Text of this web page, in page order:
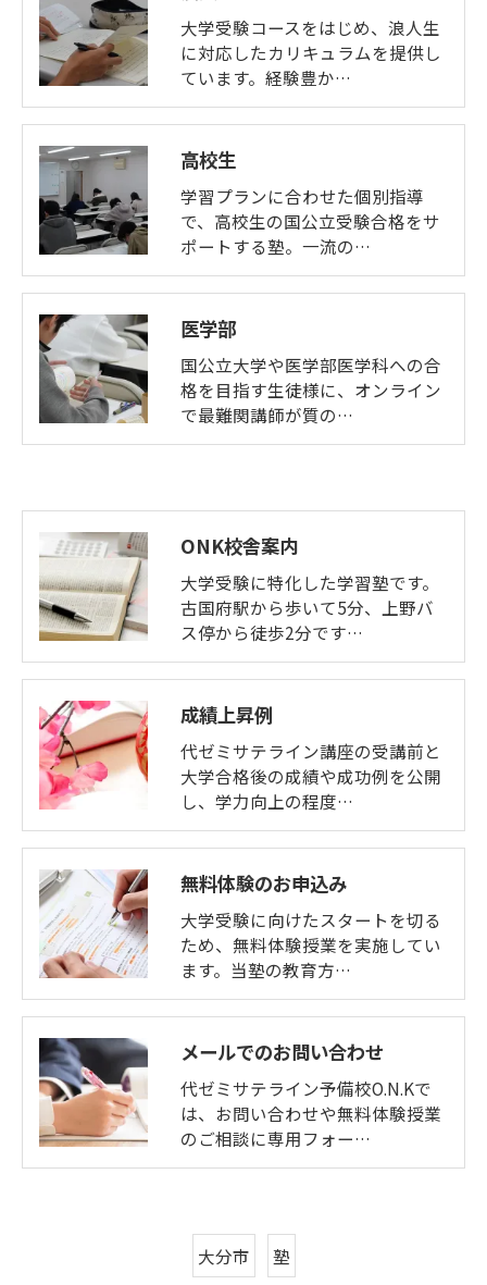
大学受験コースをはじめ、浪人生
に対応したカリキュラムを提供し
ています。経験豊か…
高校生
学習プランに合わせた個別指導
で、高校生の国公立受験合格をサ
ポートする塾。一流の…
医学部
国公立大学や医学部医学科への合
格を目指す生徒様に、オンライン
で最難関講師が質の…
ONK校舎案内
大学受験に特化した学習塾です。
古国府駅から歩いて5分、上野バ
ス停から徒歩2分です…
成績上昇例
代ゼミサテライン講座の受講前と
大学合格後の成績や成功例を公開
し、学力向上の程度…
無料体験のお申込み
大学受験に向けたスタートを切る
ため、無料体験授業を実施してい
ます。当塾の教育方…
メールでのお問い合わせ
代ゼミサテライン予備校O.N.Kで
は、お問い合わせや無料体験授業
のご相談に専用フォー…
大分市 塾